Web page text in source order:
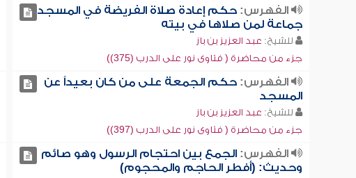
الفهرس:حكم إعادة صلاة الفريضة في المسجد
جماعة لمن صلاها في بيته
للشيخ: عبد العزيز بن باز
جزء من محاضرة ( فتاوى نور على الدرب (375))
الفهرس:حكم الجمعة على من كان بعيداً عن
المسجد
للشيخ: عبد العزيز بن باز
جزء من محاضرة ( فتاوى نور على الدرب (397))
الفهرس:الجمع بين احتجام الرسول وهو صائم
وحديث: (أفطر الحاجم والمحجوم)